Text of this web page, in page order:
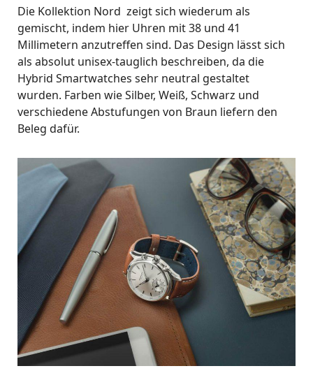
Die Kollektion Nord zeigt sich wiederum als
gemischt, indem hier Uhren mit 38 und 41
Millimetern anzutreffen sind. Das Design lässt sich
als absolut unisex-tauglich beschreiben, da die
Hybrid Smartwatches sehr neutral gestaltet
wurden. Farben wie Silber, Weiß, Schwarz und
verschiedene Abstufungen von Braun liefern den
Beleg dafür.